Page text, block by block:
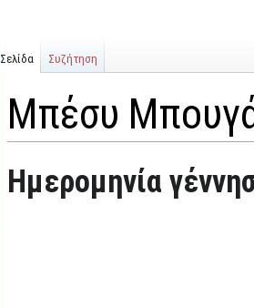
Μπέσυ
Μετάβαση
στην
Πήδηση
στην
Ημερομηνία
Σελίδα Συζήτηση